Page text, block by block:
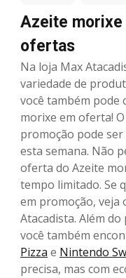
Azeite
ofertas
Na loja Max
variedade de
você também
morixe em oferta!
promoção pode
esta semana. Não
oferta do Azeite
tempo limitado. Se
em promoção,
Atacadista. Além
você também
Pizza e Nintendo
precisa, mas com